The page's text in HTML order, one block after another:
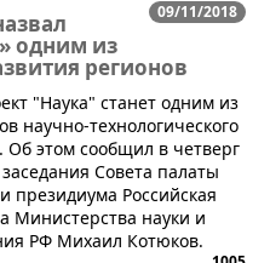
09/11/2018
одним из
регионов
"Наука" станет одним из
научно-технологического
Об этом сообщил в четверг
Совета палаты
президиума Российская
Министерства науки и
РФ Михаил Котюков.